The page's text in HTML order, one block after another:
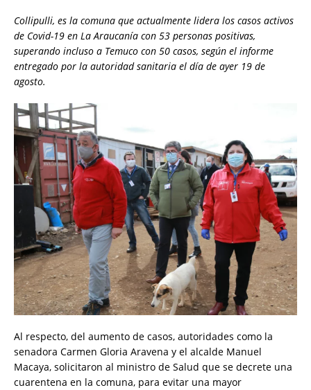
Collipulli, es la comuna que actualmente lidera los casos activos
de Covid-19 en La Araucanía con 53 personas positivas,
superando incluso a Temuco con 50 casos, según el informe
entregado por la autoridad sanitaria el día de ayer 19 de
agosto.
Al respecto, del aumento de casos, autoridades como la
senadora Carmen Gloria Aravena y el alcalde Manuel
Macaya, solicitaron al ministro de Salud que se decrete una
cuarentena en la comuna, para evitar una mayor